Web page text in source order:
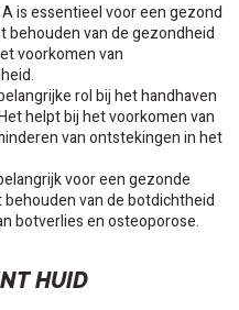
is essentieel voor een gezond
behouden van de gezondheid
voorkomen van
rol bij het handhaven
helpt bij het voorkomen van
van ontstekingen in het
voor een gezonde
van de botdichtheid
botverlies en osteoporose.
HUID